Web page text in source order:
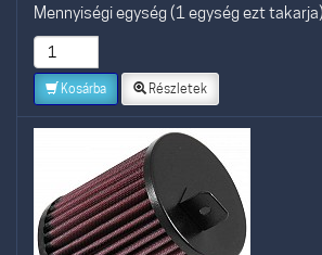
Mennyiségi egység (1 egység ezt
Kosárba Részletek